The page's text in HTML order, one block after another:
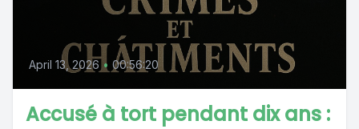
April 13, 2026 • 00:56:20
Accusé à tort pendant dix ans :